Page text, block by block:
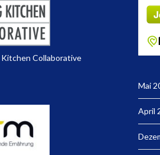
Collaborative
Mai
April